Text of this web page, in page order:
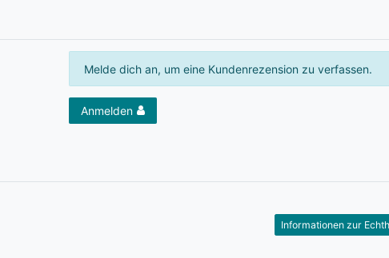
Melde dich an, um eine Kundenrezension zu verfassen.
Anmelden
Informationen zur